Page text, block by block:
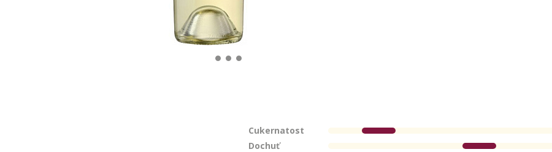
Cukernatost
Dochuť